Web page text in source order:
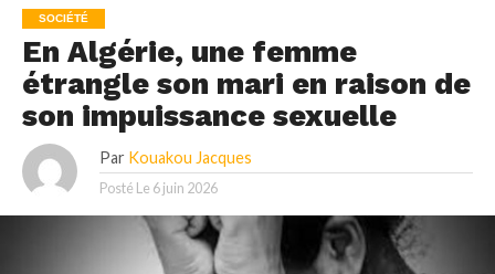
SOCIÉTÉ
En Algérie, une femme
étrangle son mari en raison de
son impuissance sexuelle
Par Kouakou Jacques
Posté Le 6 juin 2026